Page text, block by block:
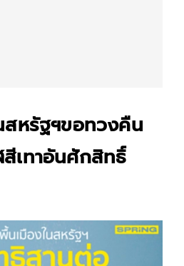
สหรัฐฯขอทวงคืน
เทาอันศักสิทธิ์